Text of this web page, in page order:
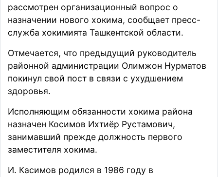
рассмотрен организационный вопрос о
назначении нового хокима, сообщает пресс-
служба хокимията Ташкентской области.
Отмечается, что предыдущий руководитель
районной администрации Олимжон Нурматов
покинул свой пост в связи с ухудшением
здоровья.
Исполняющим обязанности хокима района
назначен Косимов Ихтиёр Рустамович,
занимавший прежде должность первого
заместителя хокима.
И. Касимов родился в 1986 году в